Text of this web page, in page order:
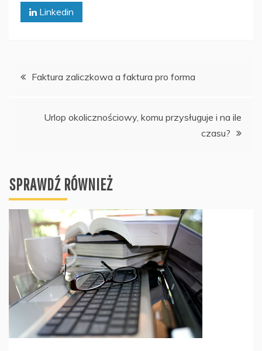
Linkedin
Nawigacja
Faktura zaliczkowa a faktura pro forma
Urlop okolicznościowy, komu przysługuje i na ile
czasu?
SPRAWDŹ RÓWNIEŻ